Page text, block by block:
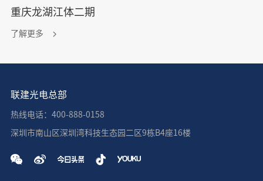
重庆龙湖江体二期
了解更多
联建光电总部
热线电话：400-888-0158
深圳市南山区深圳湾科技生态园二区9栋B4座16楼